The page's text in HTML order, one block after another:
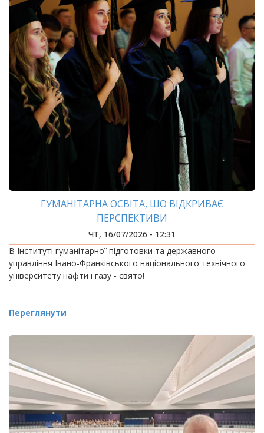
ГУМАНІТАРНА ОСВІТА, ЩО ВІДКРИВАЄ
ПЕРСПЕКТИВИ
ЧТ, 16/07/2026 - 12:31
В Інституті гуманітарної підготовки та державного
управління Івано-Франківського національного технічного
університету нафти і газу - свято!
Переглянути